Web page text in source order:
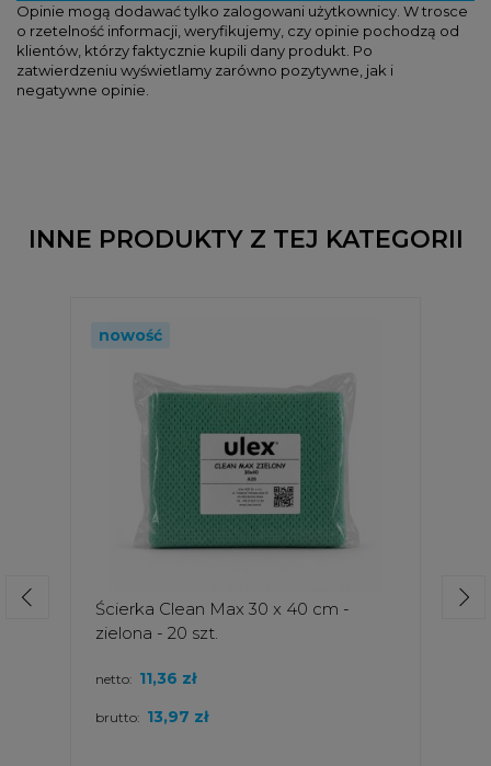
Opinie mogą dodawać tylko zalogowani użytkownicy. W trosce
o rzetelność informacji, weryfikujemy, czy opinie pochodzą od
klientów, którzy faktycznie kupili dany produkt. Po
zatwierdzeniu wyświetlamy zarówno pozytywne, jak i
negatywne opinie.
INNE PRODUKTY Z TEJ KATEGORII
Ścierka Clean Max 30 x 40 cm -
zielona - 20 szt.
brutto: 13,97 zł
netto: 11,36 zł
nowość